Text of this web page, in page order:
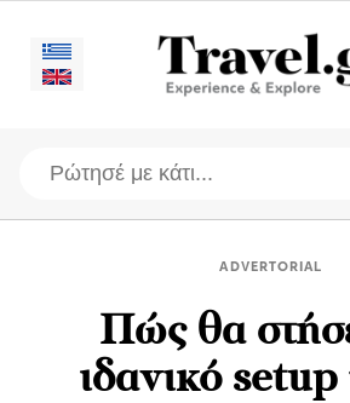
ADVERTORIAL
Πώς θα
ιδανικό setup